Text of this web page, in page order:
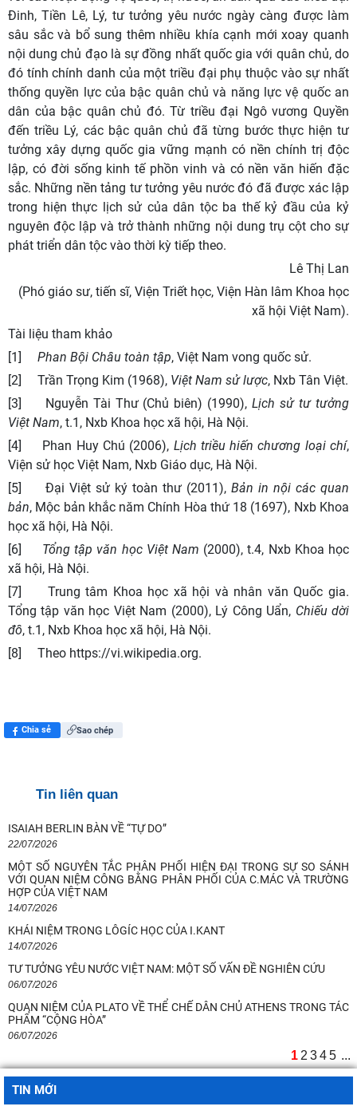
Đinh, Tiền Lê, Lý, tư tưởng yêu nước ngày càng được làm
sâu sắc và bổ sung thêm nhiều khía cạnh mới xoay quanh
nội dung chủ đạo là sự đồng nhất quốc gia với quân chủ, do
đó tính chính danh của một triều đại phụ thuộc vào sự nhất
thống quyền lực của bậc quân chủ và năng lực vệ quốc an
dân của bậc quân chủ đó. Từ triều đại Ngô vương Quyền
đến triều Lý, các bậc quân chủ đã từng bước thực hiện tư
tưởng xây dựng quốc gia vững mạnh có nền chính trị độc
lập, có đời sống kinh tế phồn vinh và có nền văn hiến đặc
sắc. Những nền tảng tư tưởng yêu nước đó đã được xác lập
trong hiện thực lịch sử của dân tộc ba thế kỷ đầu của kỷ
nguyên độc lập và trở thành những nội dung trụ cột cho sự
phát triển dân tộc vào thời kỳ tiếp theo.
Lê Thị Lan
(Phó giáo sư, tiến sĩ, Viện Triết học, Viện Hàn lâm Khoa học
xã hội Việt Nam).
Tài liệu tham khảo
[1] Phan Bội Châu toàn tập, Việt Nam vong quốc sử.
[2] Trần Trọng Kim (1968), Việt Nam sử lược, Nxb Tân Việt.
[3] Nguyễn Tài Thư (Chủ biên) (1990),Lịch sử tư tưởng
Việt Nam, t.1, Nxb Khoa học xã hội, Hà Nội.
[4] Phan Huy Chú (2006), Lịch triều hiến chương loại chí,
Viện sử học Việt Nam, Nxb Giáo dục, Hà Nội.
[5] Đại Việt sử ký toàn thư (2011), Bản in nội các quan
bản, Mộc bản khắc năm Chính Hòa thứ 18 (1697), NxbKhoa
học xã hội, Hà Nội.
[6] Tổng tập văn học Việt Nam (2000), t.4, NxbKhoa học
xã hội, Hà Nội.
[7] Trung tâm Khoa học xã hội và nhân văn Quốc gia.
Tổng tập văn học Việt Nam (2000),Lý Công Uẩn, Chiếu dời
đô, t.1 , Nxb Khoa học xã hội, Hà Nội.
[8] Theo https://vi.wikipedia.org.
Chia sẻ Sao chép
Tin liên quan
ISAIAH BERLIN BÀN VỀ “TỰ DO”
22/07/2026
MỘT SỐ NGUYÊN TẮC PHÂN PHỐI HIỆN ĐẠI TRONG SỰ SO SÁNH
VỚI QUAN NIỆM CÔNG BẰNG PHÂN PHỐI CỦA C.MÁC VÀ TRƯỜNG
HỢP CỦA VIỆT NAM
14/07/2026
KHÁI NIỆM TRONG LÔGÍC HỌC CỦA I.KANT
14/07/2026
TƯ TƯỞNG YÊU NƯỚC VIỆT NAM: MỘT SỐ VẤN ĐỀ NGHIÊN CỨU
06/07/2026
QUAN NIỆM CỦA PLATO VỀ THỂ CHẾ DÂN CHỦ ATHENS TRONG TÁC
PHẨM “CỘNG HÒA”
06/07/2026
1 2 345 ...
TIN MỚI
Ngày 10-11/8/2026 Hội thảo quốc tế với chủ đề: "Hồ Chí Minh và
Rosa Luxemburg về dân chủ: giá trị
Quan điểm của Chủ tịch Hồ Chí Minh về lợi ích, nguyên tắc, bản chất,
cách tổ chức và quản lý của
Kế hoạch hành động 100 ngày tập trung xử lý các điểm nghẽn về
chuyển đổi số trong các cơ quan Đảng
Hội thảo khoa học quốc tế: “Nền kinh tế độc lập, tự chủ: Sáng kiến của
Cộng hòa Dân chủ Nhân dân
Chủ tịch Viện Hàn lâm Khoa học xã hội Việt Nam thăm và làm việc tại
Viện Khoa học Kinh tế và Xã hội